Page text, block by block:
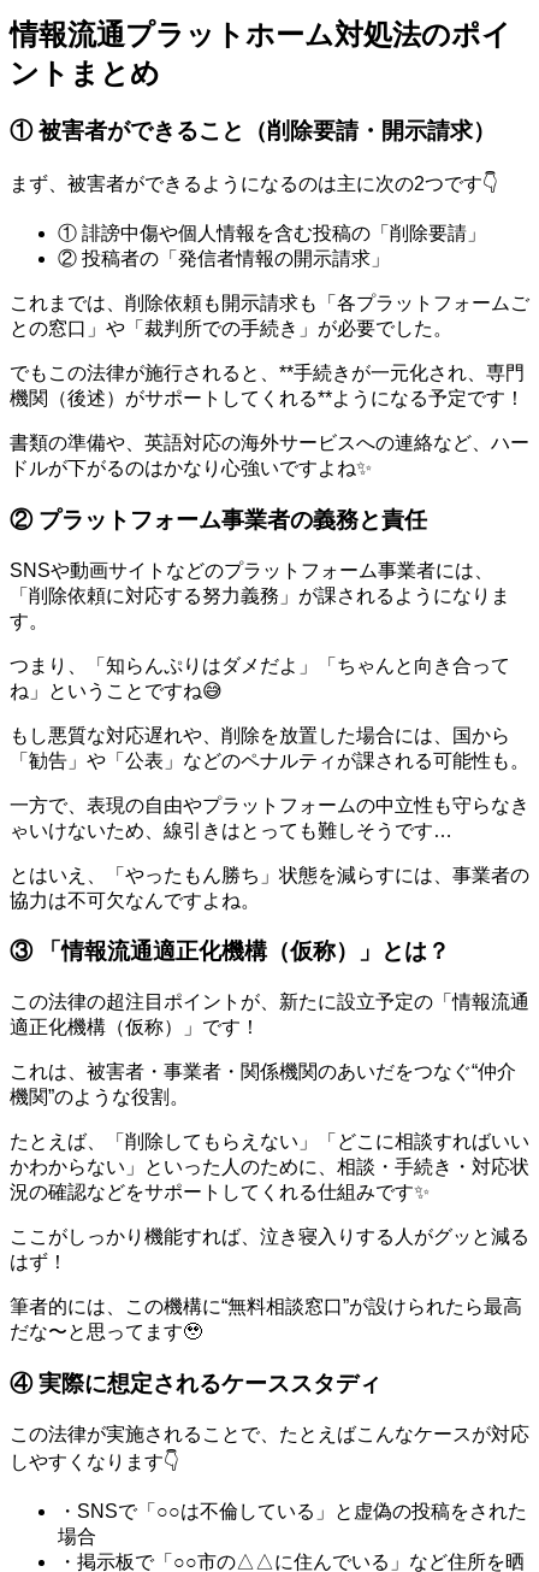
情報流通プラットホーム対処法のポイ
ントまとめ
① 被害者ができること（削除要請・開示請求）
まず、被害者ができるようになるのは主に次の2つです👇
① 誹謗中傷や個人情報を含む投稿の「削除要請」
② 投稿者の「発信者情報の開示請求」
これまでは、削除依頼も開示請求も「各プラットフォームご
との窓口」や「裁判所での手続き」が必要でした。
でもこの法律が施行されると、**手続きが一元化され、専門
機関（後述）がサポートしてくれる**ようになる予定です！
書類の準備や、英語対応の海外サービスへの連絡など、ハー
ドルが下がるのはかなり心強いですよね✨
② プラットフォーム事業者の義務と責任
SNSや動画サイトなどのプラットフォーム事業者には、
「削除依頼に対応する努力義務」が課されるようになりま
す。
つまり、「知らんぷりはダメだよ」「ちゃんと向き合って
ね」ということですね😅
もし悪質な対応遅れや、削除を放置した場合には、国から
「勧告」や「公表」などのペナルティが課される可能性も。
一方で、表現の自由やプラットフォームの中立性も守らなき
ゃいけないため、線引きはとっても難しそうです…
とはいえ、「やったもん勝ち」状態を減らすには、事業者の
協力は不可欠なんですよね。
③ 「情報流通適正化機構（仮称）」とは？
この法律の超注目ポイントが、新たに設立予定の「情報流通
適正化機構（仮称）」です！
これは、被害者・事業者・関係機関のあいだをつなぐ“仲介
機関”のような役割。
たとえば、「削除してもらえない」「どこに相談すればいい
かわからない」といった人のために、相談・手続き・対応状
況の確認などをサポートしてくれる仕組みです✨
ここがしっかり機能すれば、泣き寝入りする人がグッと減る
はず！
筆者的には、この機構に“無料相談窓口”が設けられたら最高
だな〜と思ってます🥹
④ 実際に想定されるケーススタディ
この法律が実施されることで、たとえばこんなケースが対応
しやすくなります👇
・SNSで「○○は不倫している」と虚偽の投稿をされた
場合
・掲示板で「○○市の△△に住んでいる」など住所を晒